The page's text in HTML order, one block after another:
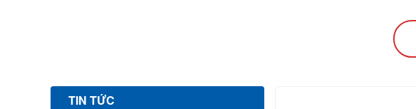
phẩm vào túi zip và áp dụng quy tắc "vào
Quy trình vệ sinh và bảo trì
TIN TỨC